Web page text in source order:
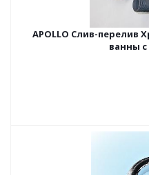
APOLLO Слив-перелив
ванны